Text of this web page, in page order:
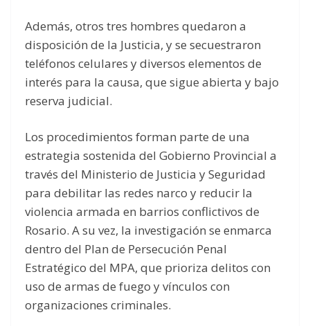
Además, otros tres hombres quedaron a
disposición de la Justicia, y se secuestraron
teléfonos celulares y diversos elementos de
interés para la causa, que sigue abierta y bajo
reserva judicial.
Los procedimientos forman parte de una
estrategia sostenida del Gobierno Provincial a
través del Ministerio de Justicia y Seguridad
para debilitar las redes narco y reducir la
violencia armada en barrios conflictivos de
Rosario. A su vez, la investigación se enmarca
dentro del Plan de Persecución Penal
Estratégico del MPA, que prioriza delitos con
uso de armas de fuego y vínculos con
organizaciones criminales.